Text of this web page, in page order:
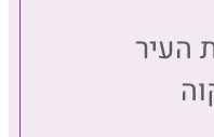
העיר